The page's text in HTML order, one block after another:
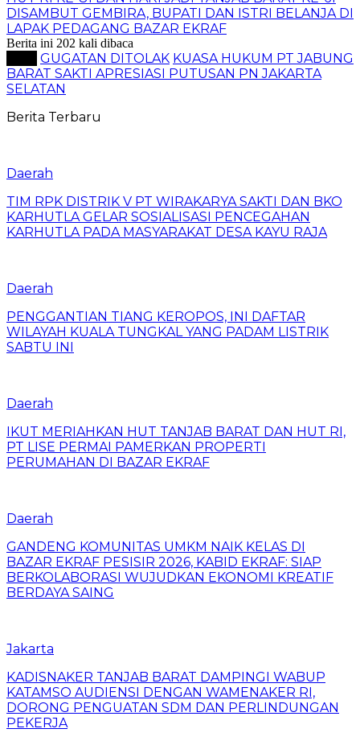
DISAMBUT GEMBIRA, BUPATI DAN ISTRI BELANJA DI
LAPAK PEDAGANG BAZAR EKRAF
Berita ini 202 kali dibaca
GUGATAN DITOLAK KUASA HUKUM PT JABUNG
BARAT SAKTI APRESIASI PUTUSAN PN JAKARTA
SELATAN
Berita Terbaru
Daerah
TIM RPK DISTRIK V PT WIRAKARYA SAKTI DAN BKO
KARHUTLA GELAR SOSIALISASI PENCEGAHAN
KARHUTLA PADA MASYARAKAT DESA KAYU RAJA
Daerah
PENGGANTIAN TIANG KEROPOS, INI DAFTAR
WILAYAH KUALA TUNGKAL YANG PADAM LISTRIK
SABTU INI
Daerah
IKUT MERIAHKAN HUT TANJAB BARAT DAN HUT RI,
PT LISE PERMAI PAMERKAN PROPERTI
PERUMAHAN DI BAZAR EKRAF
Daerah
GANDENG KOMUNITAS UMKM NAIK KELAS DI
BAZAR EKRAF PESISIR 2026, KABID EKRAF: SIAP
BERKOLABORASI WUJUDKAN EKONOMI KREATIF
BERDAYA SAING
Jakarta
KADISNAKER TANJAB BARAT DAMPINGI WABUP
KATAMSO AUDIENSI DENGAN WAMENAKER RI,
DORONG PENGUATAN SDM DAN PERLINDUNGAN
PEKERJA